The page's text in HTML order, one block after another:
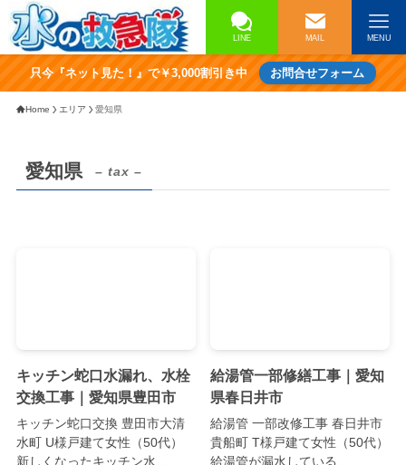
LINE MAIL MENU
只今『ネット見た！』で￥3,000割引き中 お問合せフォーム
Home エリア 愛知県
愛知県 – tax –
キッチン蛇口水漏れ、水栓
交換工事｜愛知県豊田市
キッチン蛇口交換 豊田市大清
水町 U様戸建て女性（50代）
新しくなったキッチン水...
給湯管一部修繕工事｜愛知
県春日井市
給湯管 一部改修工事 春日井市
貴船町 T様戸建て女性（50代）
給湯管が漏水している...